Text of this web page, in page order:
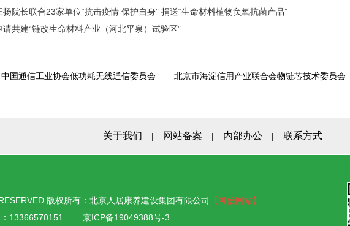
院长联合23家单位“抗击疫情 保护自身” 捐送“生命材料植物负氧抗菌产品”
共建“链改生命材料产业（河北平泉）试验区”
中国通信工业协会低功耗无线通信委员会
北京市海淀信用产业联合会物链芯技术委员会
关于我们 | 网站备案 | 内部办公 | 联系方式
版权所有：北京人居康养建设集团有限公司
【可信网站】
：13366570151 京ICP备19049388号-3